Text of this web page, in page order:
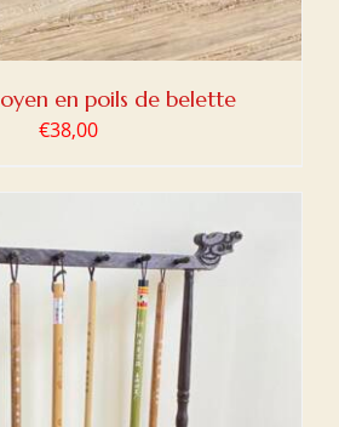
en poils de belette
€38,00